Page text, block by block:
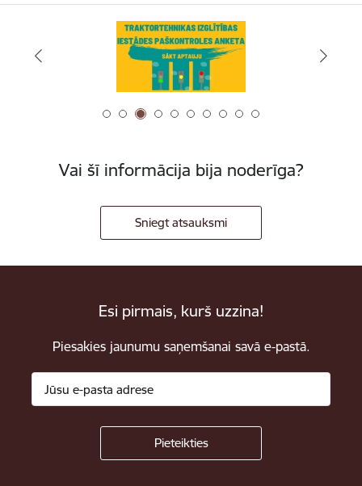
Vai šī informācija bija noderīga?
Sniegt atsauksmi
Esi pirmais, kurš uzzina!
Piesakies jaunumu saņemšanai savā e-pastā.